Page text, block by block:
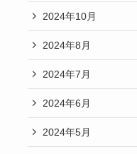
2024年10月
2024年8月
2024年7月
2024年6月
2024年5月